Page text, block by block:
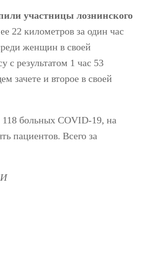
участницы лознинского
22 километров за один час
женщин в своей
с результатом 1 час 53
зачете и второе в своей
118 больных COVID-19, на
пациентов. Всего за